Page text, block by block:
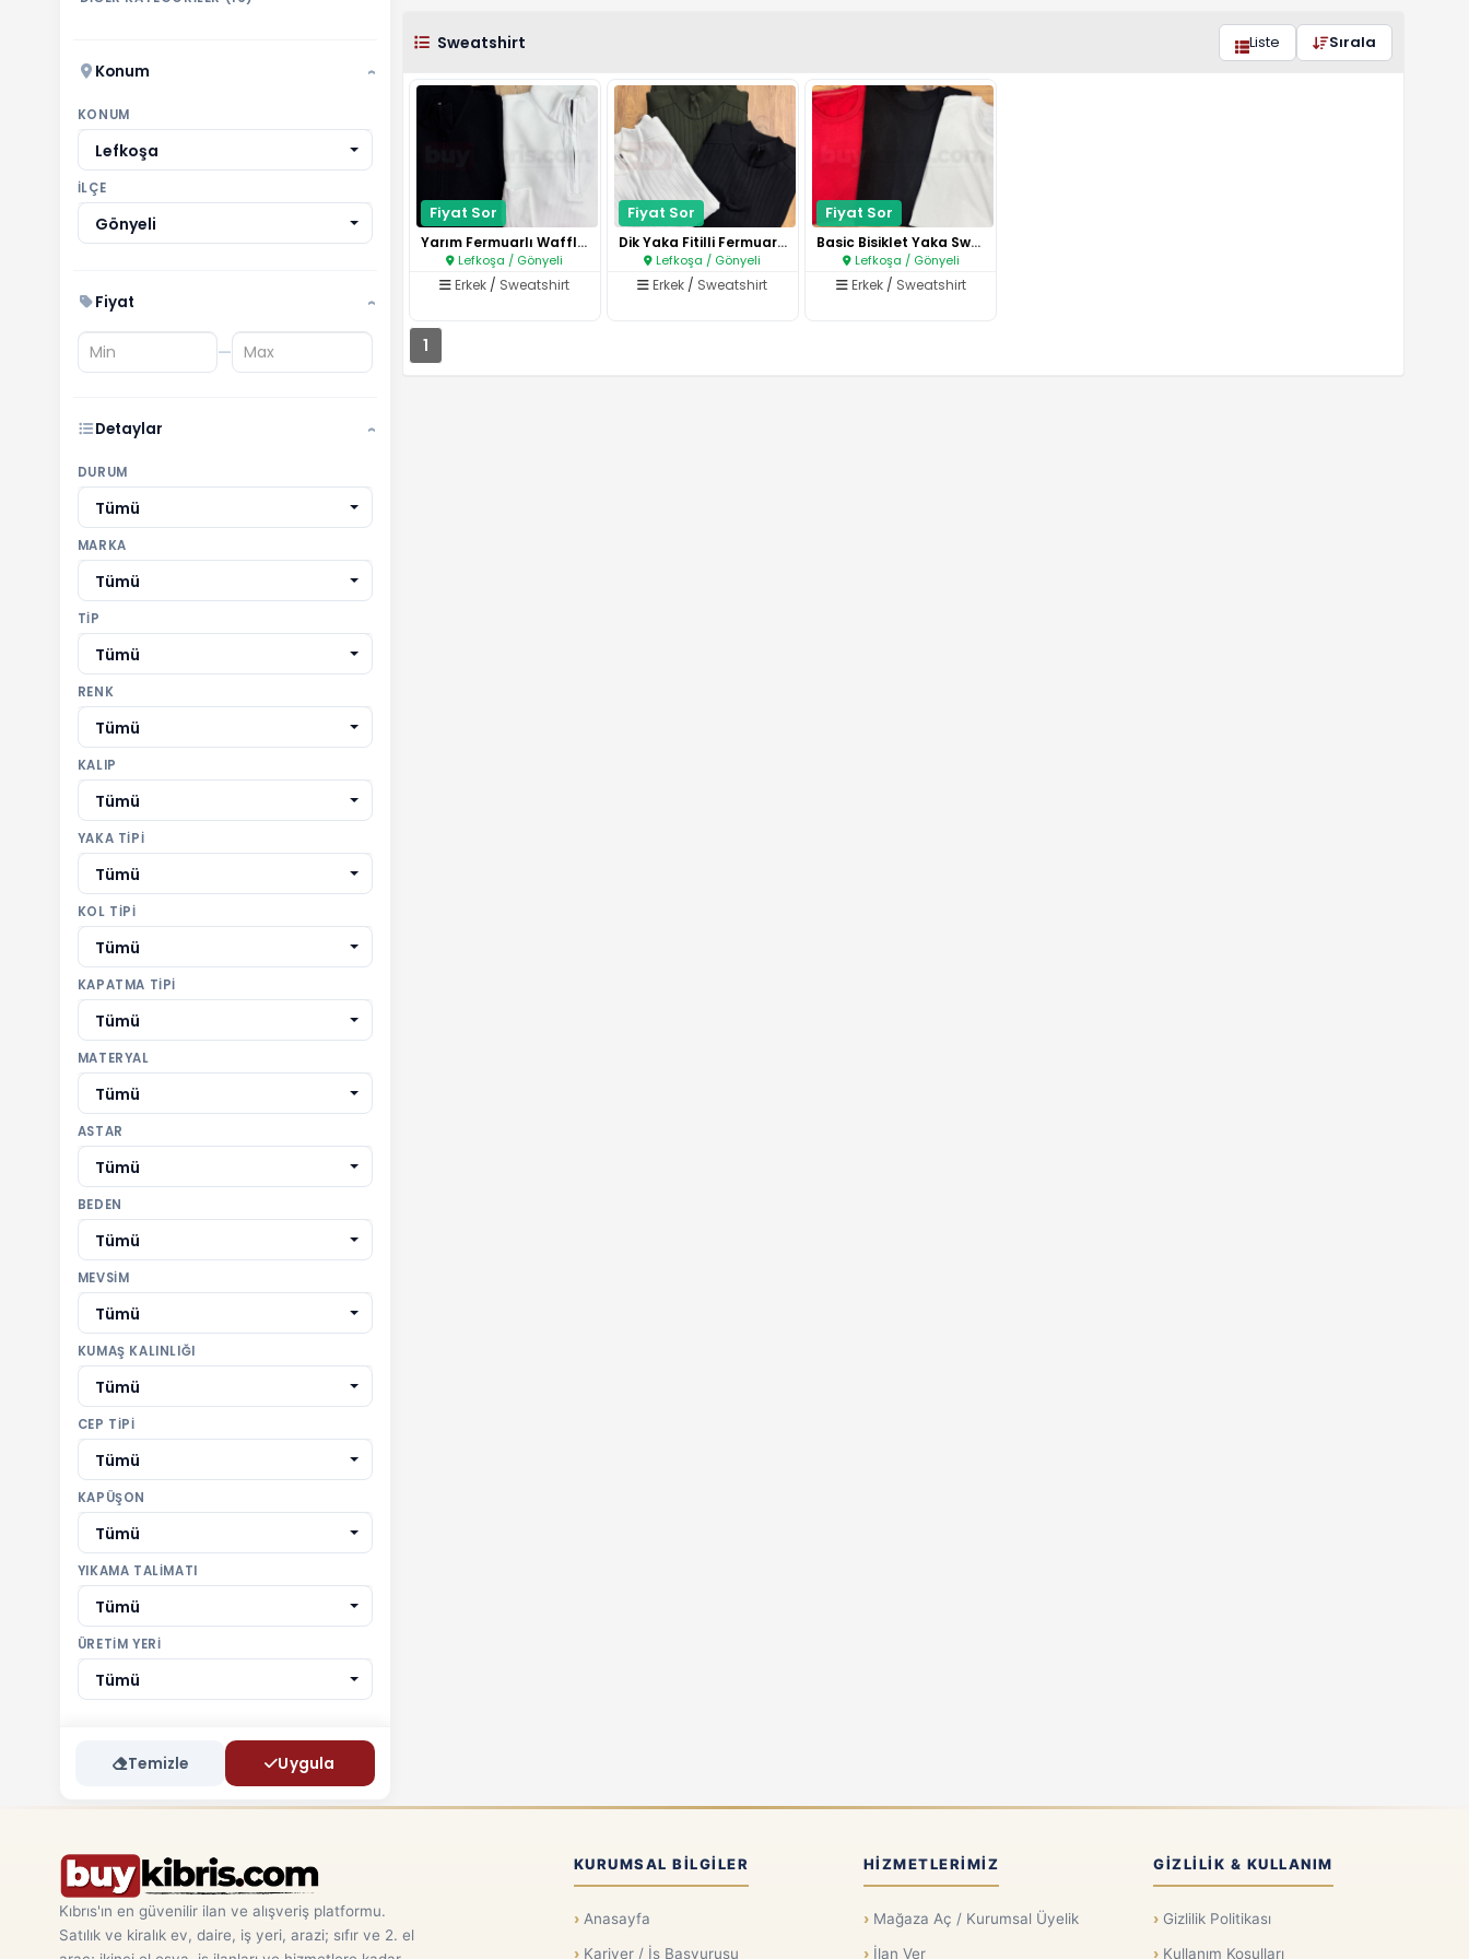
Konum ›
KONUM
Lefkoşa
İLÇE
Gönyeli
Fiyat ›
—
Detaylar ›
DURUM
Tümü
MARKA
Tümü
TIP
Tümü
RENK
Tümü
KALIP
Tümü
YAKA TIPI
Tümü
KOL TIPI
Tümü
KAPATMA TIPI
Tümü
MATERYAL
Tümü
ASTAR
Tümü
BEDEN
Tümü
MEVSIM
Tümü
KUMAŞ KALINLIĞI
Tümü
CEP TIPI
Tümü
KAPÜŞON
Tümü
YIKAMA TALIMATI
Tümü
ÜRETIM YERI
Tümü
Temizle Uygula
Sweatshirt Liste Sırala
Fiyat Sor
Yarım Fermuarlı Waffle Sweat..
Lefkoşa / Gönyeli
Erkek / Sweatshirt
Fiyat Sor
Dik Yaka Fitilli Fermuarlı Tri..
Lefkoşa / Gönyeli
Erkek / Sweatshirt
Fiyat Sor
Basic Bisiklet Yaka Sweat..
Lefkoşa / Gönyeli
Erkek/ Sweatshirt
1
Kıbrıs'ın en güvenilir ilan ve alışveriş platformu.
Satılık ve kiralık ev, daire, iş yeri, arazi; sıfır ve 2. el
KURUMSAL BILGILER
Anasayfa
Kariyer / İş Başvurusu
HIZMETLERIMIZ
Mağaza Aç / Kurumsal Üyelik
İlan Ver
GIZLILIK & KULLANIM
Gizlilik Politikası
Kullanım Koşulları